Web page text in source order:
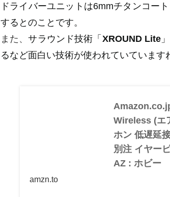
ドライバーユニットは6mmチタンコー
するとのことです。
また、サラウンド技術「 XROUND Lite
るなど面白い技術が使われていています
Wireless (エ
ホン 低遅延
別注 イヤー
AZ : ホビー
amzn.to